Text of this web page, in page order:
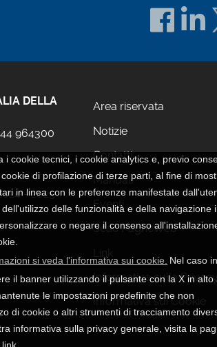
i cookie tecnici, i cookie analytics e, previo
di profilazione di terze parti, al fine di
in linea con le preferenze manifestate
delle funzionalità e della navigazione
o negare il consenso
si veda l'informativa sui cookie. Nel caso
il banner utilizzando il pulsante con la X in alto
le impostazioni predefinite che non
di cookie o altri strumenti di tracciamento
informativa sulla privacy generale, visita la
link
DELLA
964300
-2025
Area riservata
Notizie
Contatti
Manuali
Eventi
Seac PagheWeb
Informativa sulla
Informativa sui Cookie